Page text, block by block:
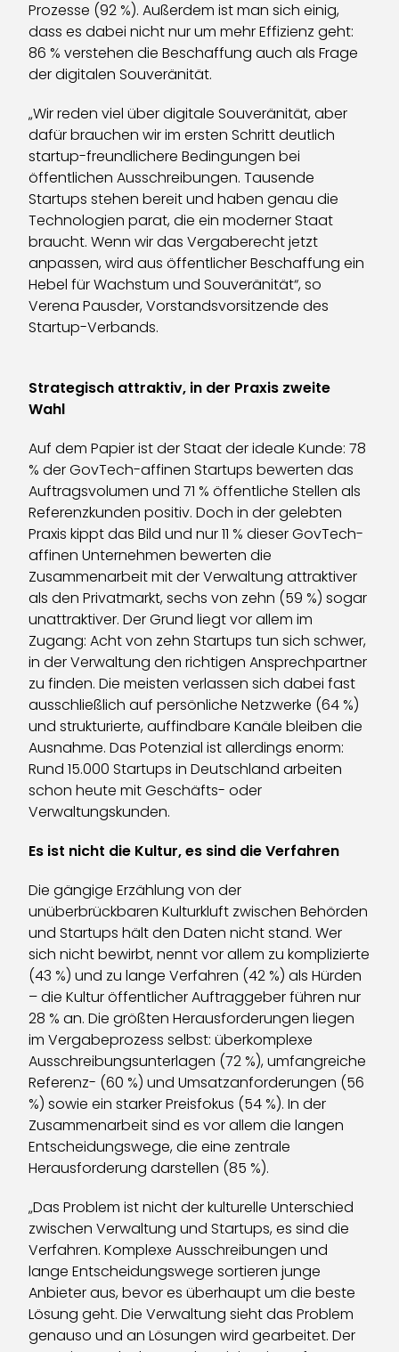
Prozesse (92 %). Außerdem ist man sich einig,
dass es dabei nicht nur um mehr Effizienz geht:
86 % verstehen die Beschaffung auch als Frage
der digitalen Souveränität.
„Wir reden viel über digitale Souveränität, aber
dafür brauchen wir im ersten Schritt deutlich
startup-freundlichere Bedingungen bei
öffentlichen Ausschreibungen. Tausende
Startups stehen bereit und haben genau die
Technologien parat, die ein moderner Staat
braucht. Wenn wir das Vergaberecht jetzt
anpassen, wird aus öffentlicher Beschaffung ein
Hebel für Wachstum und Souveränität“, so
Verena Pausder, Vorstandsvorsitzende des
Startup-Verbands.
Strategisch attraktiv, in der Praxis zweite
Wahl
Auf dem Papier ist der Staat der ideale Kunde: 78
% der GovTech-affinen Startups bewerten das
Auftragsvolumen und 71 % öffentliche Stellen als
Referenzkunden positiv. Doch in der gelebten
Praxis kippt das Bild und nur 11 % dieser GovTech-
affinen Unternehmen bewerten die
Zusammenarbeit mit der Verwaltung attraktiver
als den Privatmarkt, sechs von zehn (59 %) sogar
unattraktiver. Der Grund liegt vor allem im
Zugang: Acht von zehn Startups tun sich schwer,
in der Verwaltung den richtigen Ansprechpartner
zu finden. Die meisten verlassen sich dabei fast
ausschließlich auf persönliche Netzwerke (64 %)
und strukturierte, auffindbare Kanäle bleiben die
Ausnahme. Das Potenzial ist allerdings enorm:
Rund 15.000 Startups in Deutschland arbeiten
schon heute mit Geschäfts- oder
Verwaltungskunden.
Es ist nicht die Kultur, es sind die Verfahren
Die gängige Erzählung von der
unüberbrückbaren Kulturkluft zwischen Behörden
und Startups hält den Daten nicht stand. Wer
sich nicht bewirbt, nennt vor allem zu komplizierte
(43 %) und zu lange Verfahren (42 %) als Hürden
– die Kultur öffentlicher Auftraggeber führen nur
28 % an. Die größten Herausforderungen liegen
im Vergabeprozess selbst: überkomplexe
Ausschreibungsunterlagen (72 %), umfangreiche
Referenz- (60 %) und Umsatzanforderungen (56
%) sowie ein starker Preisfokus (54 %). In der
Zusammenarbeit sind es vor allem die langen
Entscheidungswege, die eine zentrale
Herausforderung darstellen (85 %).
„Das Problem ist nicht der kulturelle Unterschied
zwischen Verwaltung und Startups, es sind die
Verfahren. Komplexe Ausschreibungen und
lange Entscheidungswege sortieren junge
Anbieter aus, bevor es überhaupt um die beste
Lösung geht. Die Verwaltung sieht das Problem
genauso und an Lösungen wird gearbeitet. Der